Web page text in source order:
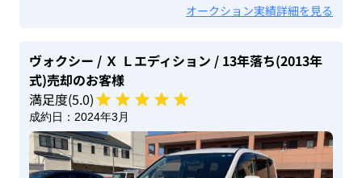
オークション実績詳細を見る
ヴォクシー / Ｘ Ｌエディション / 13年落ち(2013年
式)売却のお客様
満足度(5.0)
成約日： 2024年3月